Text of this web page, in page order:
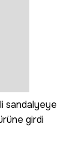
sandalyeye
girdi